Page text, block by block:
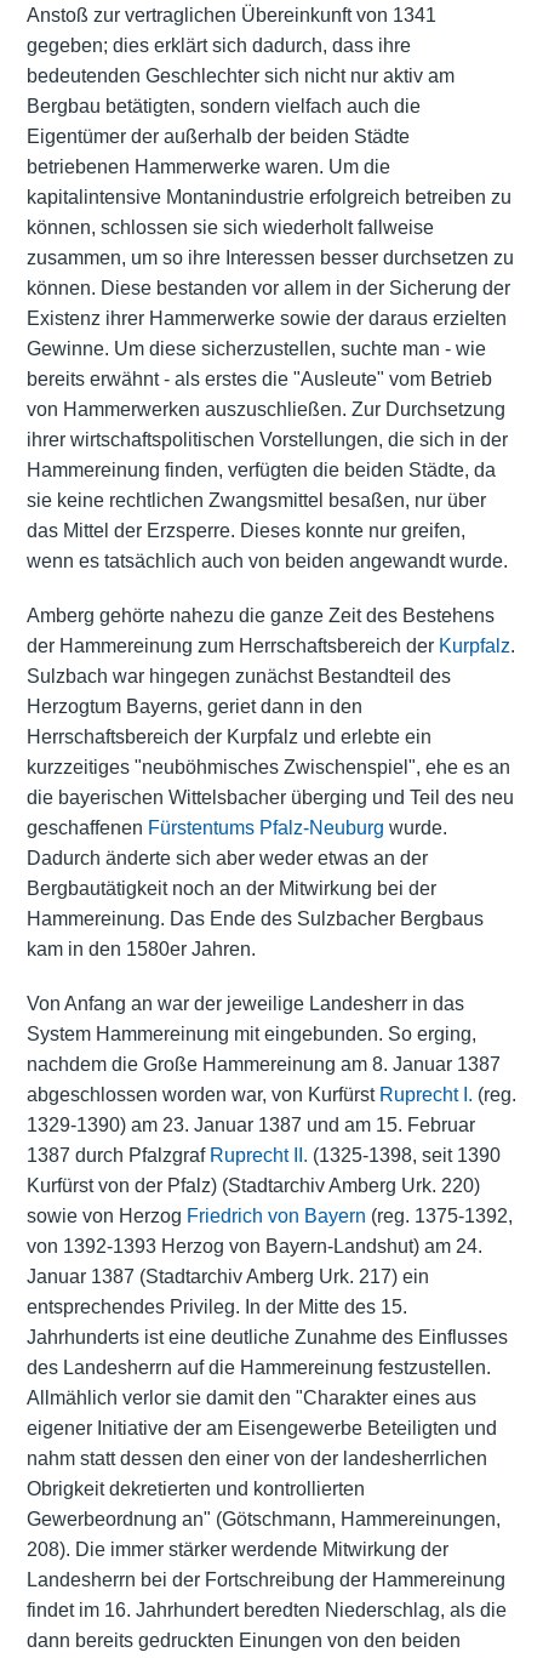
Anstoß zur vertraglichen Übereinkunft von 1341
gegeben; dies erklärt sich dadurch, dass ihre
bedeutenden Geschlechter sich nicht nur aktiv am
Bergbau betätigten, sondern vielfach auch die
Eigentümer der außerhalb der beiden Städte
betriebenen Hammerwerke waren. Um die
kapitalintensive Montanindustrie erfolgreich betreiben zu
können, schlossen sie sich wiederholt fallweise
zusammen, um so ihre Interessen besser durchsetzen zu
können. Diese bestanden vor allem in der Sicherung der
Existenz ihrer Hammerwerke sowie der daraus erzielten
Gewinne. Um diese sicherzustellen, suchte man - wie
bereits erwähnt - als erstes die "Ausleute" vom Betrieb
von Hammerwerken auszuschließen. Zur Durchsetzung
ihrer wirtschaftspolitischen Vorstellungen, die sich in der
Hammereinung finden, verfügten die beiden Städte, da
sie keine rechtlichen Zwangsmittel besaßen, nur über
das Mittel der Erzsperre. Dieses konnte nur greifen,
wenn es tatsächlich auch von beiden angewandt wurde.
Amberg gehörte nahezu die ganze Zeit des Bestehens
der Hammereinung zum Herrschaftsbereich der Kurpfalz.
Sulzbach war hingegen zunächst Bestandteil des
Herzogtum Bayerns, geriet dann in den
Herrschaftsbereich der Kurpfalz und erlebte ein
kurzzeitiges "neuböhmisches Zwischenspiel", ehe es an
die bayerischen Wittelsbacher überging und Teil des neu
geschaffenen Fürstentums Pfalz-Neuburg wurde.
Dadurch änderte sich aber weder etwas an der
Bergbautätigkeit noch an der Mitwirkung bei der
Hammereinung. Das Ende des Sulzbacher Bergbaus
kam in den 1580er Jahren.
Von Anfang an war der jeweilige Landesherr in das
System Hammereinung mit eingebunden. So erging,
nachdem die Große Hammereinung am 8. Januar 1387
abgeschlossen worden war, von Kurfürst Ruprecht I. (reg.
1329-1390) am 23. Januar 1387 und am 15. Februar
1387 durch Pfalzgraf Ruprecht II. (1325-1398, seit 1390
Kurfürst von der Pfalz) (Stadtarchiv Amberg Urk. 220)
sowie von Herzog Friedrich von Bayern (reg. 1375-1392,
von 1392-1393 Herzog von Bayern-Landshut) am 24.
Januar 1387 (Stadtarchiv Amberg Urk. 217) ein
entsprechendes Privileg. In der Mitte des 15.
Jahrhunderts ist eine deutliche Zunahme des Einflusses
des Landesherrn auf die Hammereinung festzustellen.
Allmählich verlor sie damit den "Charakter eines aus
eigener Initiative der am Eisengewerbe Beteiligten und
nahm statt dessen den einer von der landesherrlichen
Obrigkeit dekretierten und kontrollierten
Gewerbeordnung an" (Götschmann, Hammereinungen,
208). Die immer stärker werdende Mitwirkung der
Landesherrn bei der Fortschreibung der Hammereinung
findet im 16. Jahrhundert beredten Niederschlag, als die
dann bereits gedruckten Einungen von den beiden